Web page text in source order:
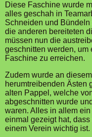
Diese Faschine wurde
alles geschah in
Schneiden und
die anderen bereiteten
müssen nun die
geschnitten werden, um
Faschine zu erreichen.
Zudem wurde an
herumtreibenden Ästen
alten Pappel, welche
abgeschnitten wurde
waren. Alles in allem
einmal gezeigt hat,
einem Verein wichtig ist.